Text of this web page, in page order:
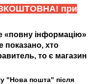
при
«повну інформацію»
показано, хто
то є магазин
"Нова пошта" після